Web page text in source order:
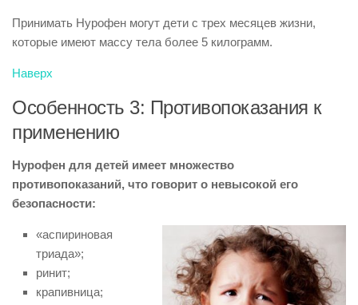
Принимать Нурофен могут дети с трех месяцев жизни,
которые имеют массу тела более 5 килограмм.
Наверх
Особенность 3: Противопоказания к
применению
Нурофен для детей имеет множество
противопоказаний, что говорит о невысокой его
безопасности:
«аспириновая
триада»;
ринит;
крапивница;